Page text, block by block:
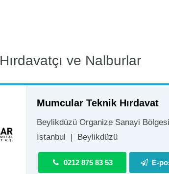
Hırdavatçı ve Nalburlar
Mumcular Teknik Hırdavat
Beylikdüzü Organize Sanayi
İstanbul
Beylikdüzü
0212 875 83 53 E-